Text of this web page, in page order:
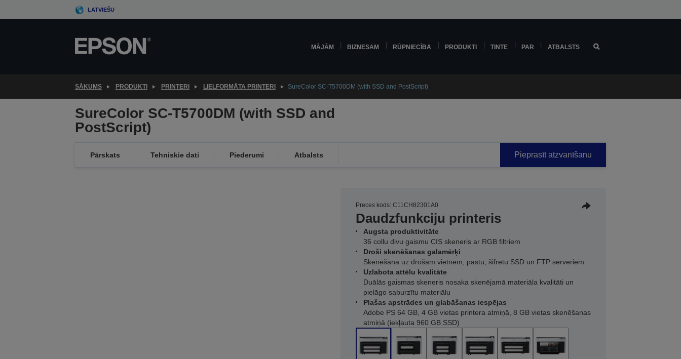
to
LATVIEŠU
MĀJĀM BIZNESAM RŪPNIECĪBA PRODUKTI TINTE PAR ATBALSTS
SĀKUMS PRODUKTI PRINTERI LIELFORMĀTA PRINTERI SureColor SC-T5700DM (with SSD and PostScript)
SureColor SC-T5700DM (with SSD and
PostScript)
Pārskats Tehniskie dati Piederumi Atbalsts Pieprasīt atzvanīšanu
Preces kods: C11CH82301A0
Daudzfunkciju printeris
Augsta produktivitāte
36 collu divu gaismu CIS skeneris ar RGB filtriem
Droši skenēšanas galamērķi
Skenēšana uz drošām vietnēm, pastu, šifrētu SSD un FTP serveriem
Uzlabota attēlu kvalitāte
Duālās gaismas skeneris nosaka skenējamā materiāla kvalitāti un
pielāgo saburzītu materiālu
Plašas apstrādes un glabāšanas iespējas
Adobe PS 64 GB, 4 GB vietas printera atmiņā, 8 GB vietas skenēšanas
atmiņā (iekļauta 960 GB SSD)